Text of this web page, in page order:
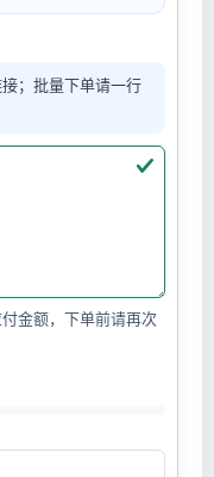
；批量下单请一行
金额，下单前请再次